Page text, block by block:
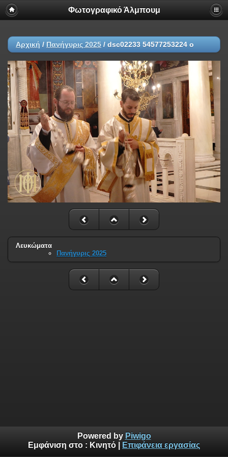
Φωτογραφικό Άλμπουμ
Αρχική / Πανήγυρις 2025 / dsc02233 54577253224 o
Λευκώματα
Πανήγυρις 2025
Powered by Piwigo
Εμφάνιση στο : Κινητό Επιφάνεια εργασίας